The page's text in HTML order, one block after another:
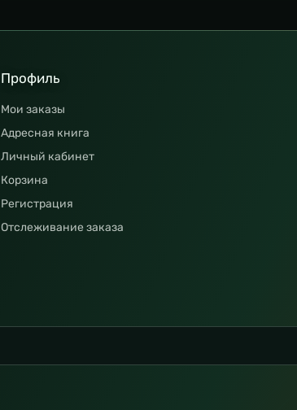
Профиль
Мои заказы
Адресная книга
Личный кабинет
Корзина
Регистрация
Отслеживание заказа